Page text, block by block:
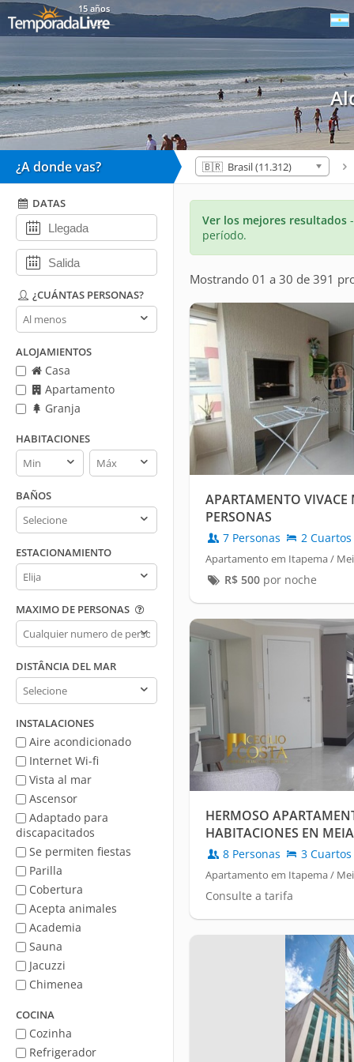
15 años
¿A donde vas? 🇧🇷 Brasil (11.312)
DATAS
¿CUÁNTAS PERSONAS?
¿Cuántas
personas?
ALOJAMIENTOS
Casa
Apartamento
Granja
HABITACIONES
Habitaciones
min
Habitaciones
max
BAÑOS
Baños
ESTACIONAMIENTO
Estacionamiento
MAXIMO DE PERSONAS
Maximo
de
personas
DISTÂNCIA DEL MAR
Distância
del
mar
INSTALACIONES
Aire acondicionado
Internet Wi-fi
Vista al mar
Ascensor
Adaptado para
discapacitados
Se permiten fiestas
Parilla
Cobertura
Acepta animales
Academia
Sauna
Jacuzzi
Chimenea
COCINA
Cozinha
Refrigerador
Ver los mejores resultados
período.
Mostrando 01 a 30 de 391
APARTAMENTO VIVACE
PERSONAS
7 Personas 2 Cuartos
Apartamento em Itapema /
R$ 500por noche
HERMOSO
HABITACIONES EN
8 Personas 3 Cuartos
Apartamento em Itapema /
Consulte a tarifa